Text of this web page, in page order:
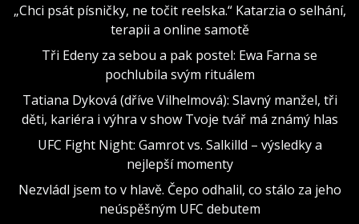
„Chci psát písničky, ne točit reelska.“ Katarzia o selhání,
terapii a online samotě
Tři Edeny za sebou a pak postel: Ewa Farna se
pochlubila svým rituálem
Tatiana Dyková (dříve Vilhelmová): Slavný manžel, tři
děti, kariéra i výhra v show Tvoje tvář má známý hlas
UFC Fight Night: Gamrot vs. Salkilld – výsledky a
nejlepší momenty
Nezvládl jsem to v hlavě. Čepo odhalil, co stálo za jeho
neúspěšným UFC debutem